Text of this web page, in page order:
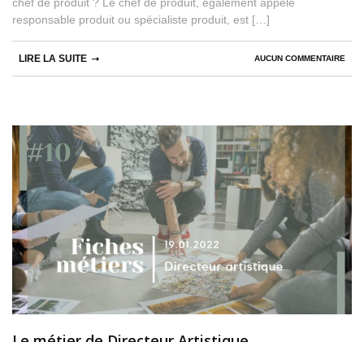
responsable produit ou spécialiste produit, est […]
AUCUN COMMENTAIRE
LIRE LA SUITE